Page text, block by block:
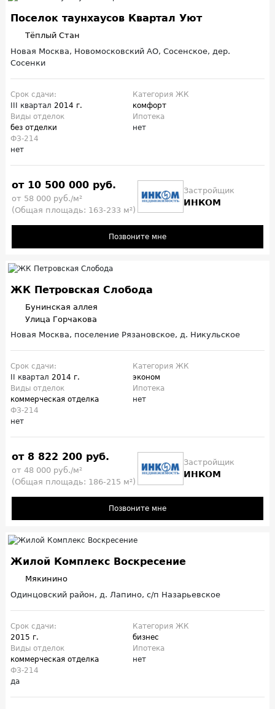
Поселок таунхаусов Квартал Уют
Тёплый Стан
Новая Москва, Новомосковский АО, Сосенское, дер.
Сосенки
Срок сдачи:
III квартал 2014 г.
Категория ЖК
комфорт
Виды отделок
без отделки
Ипотека
нет
ФЗ-214
нет
от 10 500 000 руб.
от 58 000 руб./м²
(Общая площадь: 163-233 м²)
Застройщик
ИНКОМ
Позвоните мне
ЖК Петровская Слобода
Бунинская аллея
Улица Горчакова
Новая Москва, поселение Рязановское, д. Никульское
Срок сдачи:
II квартал 2014 г.
Категория ЖК
эконом
Виды отделок
коммерческая отделка
Ипотека
нет
ФЗ-214
нет
от 8 822 200 руб.
от 48 000 руб./м²
(Общая площадь: 186-215 м²)
Застройщик
ИНКОМ
Позвоните мне
Жилой Комплекс Воскресение
Мякинино
Одинцовский район, д. Лапино, с/п Назарьевское
Срок сдачи:
2015 г.
Категория ЖК
бизнес
Виды отделок
коммерческая отделка
Ипотека
нет
ФЗ-214
да